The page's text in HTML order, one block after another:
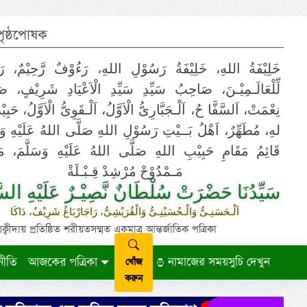
خَلِيْفَةُ اللهِ، خَلِيْفَةُ رَسُوْلِ اللهِ، رَءُوْفٌ رَّحِيْمٌ،
لِّلْعَالَـمِيْـنَ، صَاحِبُ سَيِّدِ سَيِّدِ الْاَعْيَادِ شَرِيْفٍ،
نِعْمَتْ، اَلسَّفَّا حُ، اَلْـجَبَّارِىُّ الْاَوَّلُ، اَلْـقَوِىُّ الْاَوَّلُ،
لهِ، مُطَهِّرٌ، اَهْلُ بَــيْتِ رَسُوْلِ اللهِ صَلَّى اللهُ عَلَيْهِ
قَائِمُ مَقَامِ حَبِيْبِ اللهِ صَلَّى اللهُ عَلَيْهِ وَسَلَّمَ،
مَـمْدُوْحْ مُرْشِدْ قِـبْـلَةْ
سَيِّدُنَا حَضْرَتْ سُلْطَانٌ نَّصِيْـرٌ عَلَيْهِ
اَلْـحَسَنِـىُّ وَالْـحُسَيْنِـىُّ وَالْقُرَيْشِىُّ، رَاجَارْبَاغُ شَرِيْفٌ، دَاكَا
প্রতিষ্ঠিত শরীয়তসম্মত একমাত্র আন্তর্জাতিক পত্রিকা
আজকের পত্রিকা
খোঁজ
করুন
নামাজের সময়সুচি দেখুন